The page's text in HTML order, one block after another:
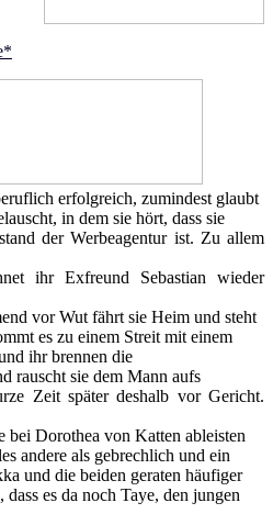
erfolgreich, zumindest glaubt
in dem sie hört, dass sie
der Werbeagentur ist. Zu allem
ihr Exfreund Sebastian wieder
vor Wut fährt sie Heim und steht
es zu einem Streit mit einem
ihr brennen die
rauscht sie dem Mann aufs
Zeit später deshalb vor Gericht.
bei Dorothea von Katten ableisten
andere als gebrechlich und ein
und die beiden geraten häufiger
es da noch Taye, den jungen